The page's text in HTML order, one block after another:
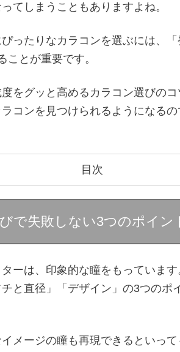
てしまうこともありますよね。
ったりなカラコンを選ぶには、
ことが重要です。
をグッと高めるカラコン選びの
コンを見つけられるようになる
目次
で失敗しない3つのポイン
ーは、印象的な瞳をもっていま
と直径」「デザイン」の3つのポ
メージの瞳も再現できるといっ